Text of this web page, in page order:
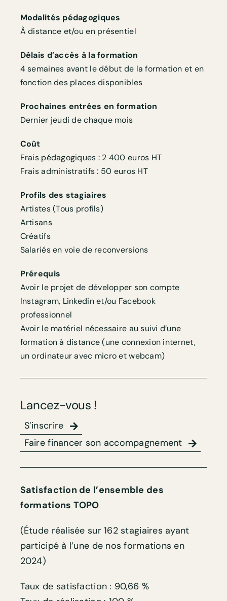
Modalités pédagogiques
À distance et/ou en présentiel
Délais d’accès à la formation
4 semaines avant le début de la formation et en
fonction des places disponibles
Prochaines entrées en formation
Dernier jeudi de chaque mois
Coût
Frais pédagogiques : 2 400 euros HT
Frais administratifs : 50 euros HT
Profils des stagiaires
Artistes (Tous profils)
Artisans
Créatifs
Salariés en voie de reconversions
Prérequis
Avoir le projet de développer son compte
Instagram, Linkedin et/ou Facebook
professionnel
Avoir le matériel nécessaire au suivi d’une
formation à distance (une connexion internet,
un ordinateur avec micro et webcam)
Lancez-vous !
S’inscrire
Faire financer son accompagnement
Satisfaction de l’ensemble des
formations TOPO
(Étude réalisée sur 162 stagiaires ayant
participé à l’une de nos formations en
2024)
Taux de satisfaction : 90,66 %